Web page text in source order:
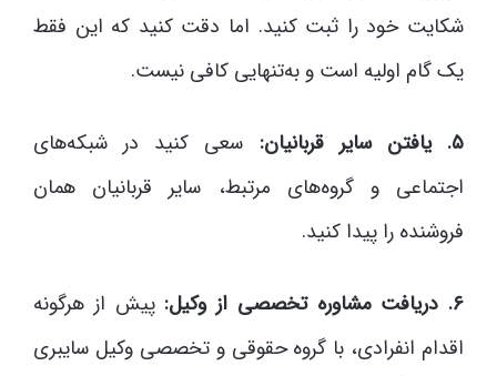
شکایت خود را ثبت کنید. اما دقت کنید که این فقط
یک گام اولیه است و به‌تنهایی کافی نیست.
۵. یافتن سایر قربانیان:
سعی کنید در شبکه‌های
اجتماعی و گروه‌های مرتبط، سایر قربانیان همان
فروشنده را پیدا کنید.
۶. دریافت مشاوره تخصصی از وکیل:
پیش از هرگونه
اقدام انفرادی، با گروه حقوقی و تخصصی وکیل سایبری